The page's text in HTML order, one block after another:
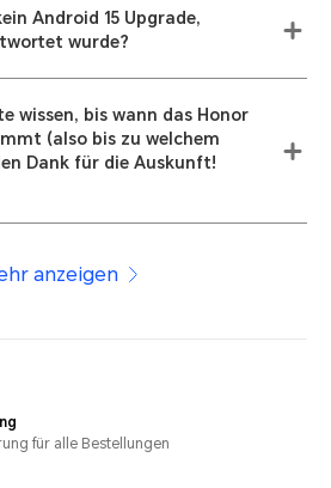
Android 15 Upgrade,
wurde?
wissen, bis wann das Honor
(also bis zu welchem
Dank für die Auskunft!
anzeigen
für alle Bestellungen